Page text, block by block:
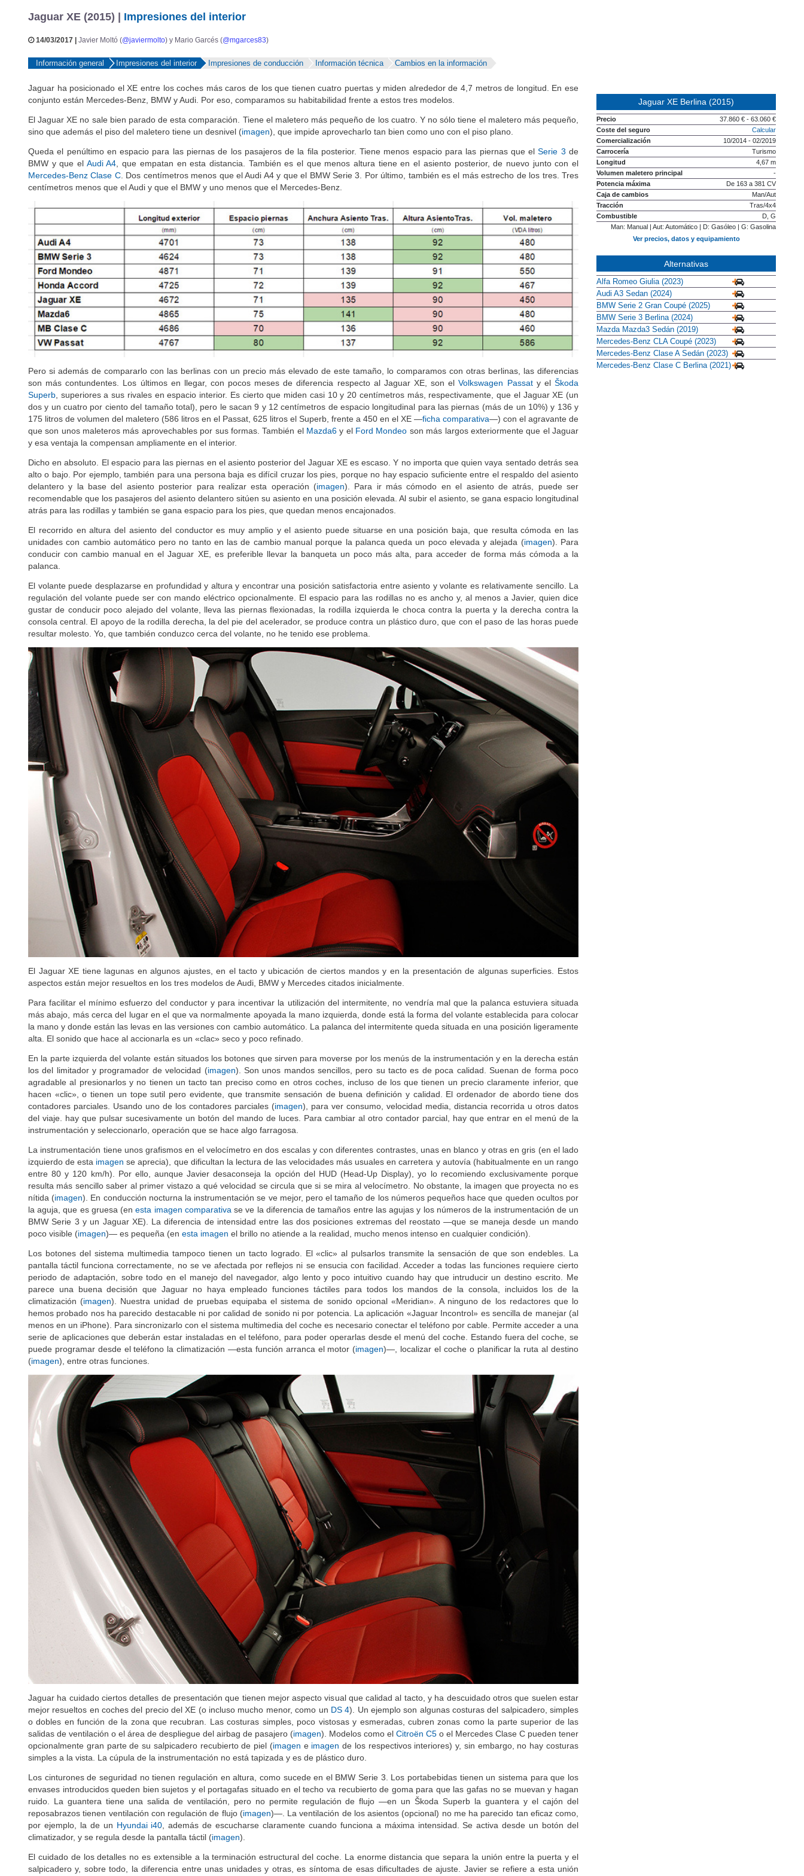
14/03/2017 |Javier Moltó ( @javiermolto) y Mario Garcés (@mgarces83
Información general Impresiones del interior Impresiones de conducción
Jaguar ha posicionado el XE entre los coches más caros de los que tienen cuatro puertas y miden alrededor de 4,7 metros de longitud. En ese
El Jaguar XE no sale bien parado de esta comparación. Tiene el maletero más pequeño de los cuatro. Y no sólo tiene el maletero más pequeño,
Queda el penúltimo en espacio para las piernas de los pasajeros de la fila posterior. Tiene menos espacio para las piernas que el
Mercedes-Benz Clase C. Dos centímetros menos que el Audi A4 y que el BMW Serie 3. Por último, también es el más estrecho de los tres. Tres
centímetros menos que el Audi y que el BMW y uno menos que el Mercedes-Benz.
Pero si además de compararlo con las berlinas con un precio más elevado de este tamaño, lo comparamos con otras berlinas, las diferencias
Superb , superiores a sus rivales en espacio interior. Es cierto que miden casi 10 y 20 centímetros más, respectivamente, que el Jaguar XE (un
dos y un cuatro por ciento del tamaño total), pero le sacan 9 y 12 centímetros de espacio longitudinal para las piernas (más de un 10%) y 136 y
175 litros de volumen del maletero (586 litros en el Passat, 625 litros el Superb, frente a 450 en el XE —ficha comparativa—) con el agravante de
que son unos maleteros más aprovechables por sus formas. También elMazda6y elFord Mondeoson más largos exteriormente que el Jaguar
y esa ventaja la compensan ampliamente en el interior.
Dicho en absoluto. El espacio para las piernas en el asiento posterior del Jaguar XE es escaso. Y no importa que quien vaya sentado detrás sea
delantero y la base del asiento posterior para realizar esta operación (imagen). Para ir más cómodo en el asiento de atrás, puede ser
recomendable que los pasajeros del asiento delantero sitúen su asiento en una posición elevada. Al subir el asiento, se gana espacio longitudinal
atrás para las rodillas y también se gana espacio para los pies, que quedan menos encajonados.
El recorrido en altura del asiento del conductor es muy amplio y el asiento puede situarse en una posición baja, que resulta cómoda en las
conducir con cambio manual en el Jaguar XE, es preferible llevar la banqueta un poco más alta, para acceder de forma más cómoda a la
palanca.
El volante puede desplazarse en profundidad y altura y encontrar una posición satisfactoria entre asiento y volante es relativamente sencillo. La
gustar de conducir poco alejado del volante, lleva las piernas flexionadas, la rodilla izquierda le choca contra la puerta y la derecha contra la
consola central. El apoyo de la rodilla derecha, la del pie del acelerador, se produce contra un plástico duro, que con el paso de las horas puede
resultar molesto. Yo, que también conduzco cerca del volante, no he tenido ese problema.
Descubre el mejor precio para comprar o vender tu coche
El Jaguar XE tiene lagunas en algunos ajustes, en el tacto y ubicación de ciertos mandos y en la presentación de algunas superficies. Estos
Para facilitar el mínimo esfuerzo del conductor y para incentivar la utilización del intermitente, no vendría mal que la palanca estuviera situada
más abajo, más cerca del lugar en el que va normalmente apoyada la mano izquierda, donde está la forma del volante establecida para colocar
la mano y donde están las levas en las versiones con cambio automático. La palanca del intermitente queda situada en una posición ligeramente
En la parte izquierda del volante están situados los botones que sirven para moverse por los menús de la instrumentación y en la derecha están
los del limitador y programador de velocidad ( imagen). Son unos mandos sencillos, pero su tacto es de poca calidad. Suenan de forma poco
agradable al presionarlos y no tienen un tacto tan preciso como en otros coches, incluso de los que tienen un precio claramente inferior, que
hacen «clic», o tienen un tope sutil pero evidente, que transmite sensación de buena definición y calidad. El ordenador de abordo tiene dos
contadores parciales. Usando uno de los contadores parciales (imagen
), para ver consumo, velocidad media, distancia recorrida u otros datos
del viaje. hay que pulsar sucesivamente un botón del mando de luces. Para cambiar al otro contador parcial, hay que entrar en el menú de la
La instrumentación tiene unos grafismos en el velocímetro en dos escalas y con diferentes contrastes, unas en blanco y otras en gris (en el lado
izquierdo de estaimagense aprecia), que dificultan la lectura de las velocidades más usuales en carretera y autovía (habitualmente en un rango
entre 80 y 120 km/h). Por ello, aunque Javier desaconseja la opción del HUD (Head-Up Display), yo lo recomiendo exclusivamente porque
resulta más sencillo saber al primer vistazo a qué velocidad se circula que si se mira al velocímetro. No obstante, la imagen que proyecta no es
nítida (imagen). En conducción nocturna la instrumentación se ve mejor, pero el tamaño de los números pequeños hace que queden ocultos por
la aguja, que es gruesa (enesta imagen comparativase ve la diferencia de tamaños entre las agujas y los números de la instrumentación de un
BMW Serie 3 y un Jaguar XE). La diferencia de intensidad entre las dos posiciones extremas del reostato —que se maneja desde un mando
Los botones del sistema multimedia tampoco tienen un tacto logrado. El «clic» al pulsarlos transmite la sensación de que son endebles. La
pantalla táctil funciona correctamente, no se ve afectada por reflejos ni se ensucia con facilidad. Acceder a todas las funciones requiere cierto
periodo de adaptación, sobre todo en el manejo del navegador, algo lento y poco intuitivo cuando hay que intruducir un destino escrito. Me
parece una buena decisión que Jaguar no haya empleado funciones táctiles para todos los mandos de la consola, incluidos los de la
climatización (imagen). Nuestra unidad de pruebas equipaba el sistema de sonido opcional «Meridian». A ninguno de los redactores que lo
hemos probado nos ha parecido destacable ni por calidad de sonido ni por potencia. La aplicación «Jaguar Incontrol» es sencilla de manejar (al
menos en un iPhone). Para sincronizarlo con el sistema multimedia del coche es necesario conectar el teléfono por cable. Permite acceder a una
serie de aplicaciones que deberán estar instaladas en el teléfono, para poder operarlas desde el menú del coche. Estando fuera del coche, se
puede programar desde el teléfono la climatización —esta función arranca el motor (
Jaguar ha cuidado ciertos detalles de presentación que tienen mejor aspecto visual que calidad al tacto, y ha descuidado otros que suelen estar
mejor resueltos en coches del precio del XE (o incluso mucho menor, como unDS 4 ). Un ejemplo son algunas costuras del salpicadero, simples
o dobles en función de la zona que recubran. Las costuras simples, poco vistosas y esmeradas, cubren zonas como la parte superior de las
salidas de ventilación o el área de despliegue del airbag de pasajero (imagen). Modelos como elCitroën C5o el Mercedes Clase C pueden tener
opcionalmente gran parte de su salpicadero recubierto de piel (imageneimagende los respectivos interiores) y, sin embargo, no hay costuras
Los cinturones de seguridad no tienen regulación en altura, como sucede en el BMW Serie 3. Los portabebidas tienen un sistema para que los
envases introducidos queden bien sujetos y el portagafas situado en el techo va recubierto de goma para que las gafas no se muevan y hagan
ruido. La guantera tiene una salida de ventilación, pero no permite regulación de flujo —en un Škoda Superb la guantera y el cajón del
reposabrazos tienen ventilación con regulación de flujo (imagen)—. La ventilación de los asientos (opcional) no me ha parecido tan eficaz como,
por ejemplo, la de unHyundai i40, además de escucharse claramente cuando funciona a máxima intensidad. Se activa desde un botón del
El cuidado de los detalles no es extensible a la terminación estructural del coche. La enorme distancia que separa la unión entre la puerta y el
37.860 € - 63.060 €
Coste del seguro
Calcular
Comercialización
10/2014 - 02/2019
Carrocería
Turismo
Longitud
4,67 m
Volumen maletero principal
-
Potencia máxima
De 163 a 381 CV
Caja de cambios
Man/Aut
Tracción
Tras/4x4
Combustible
D, G
Man: Manual | Aut: Automático | D: Gasóleo | G: Gasolina
Ver precios, datos y equipamiento
Alternativas
Alfa Romeo Giulia (2023)
Audi A3 Sedan (2024)
BMW Serie 2 Gran Coupé (2025)
BMW Serie 3 Berlina (2024)
Mazda Mazda3 Sedán (2019)
Mercedes-Benz CLA Coupé (2023)
Mercedes-Benz Clase A Sedán (2023)
Mercedes-Benz Clase C Berlina (2021)